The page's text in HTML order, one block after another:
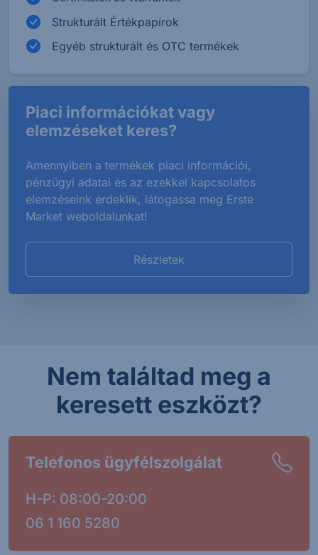
Strukturált Értékpapírok
Egyéb strukturált és OTC termékek
Piaci információkat vagy
elemzéseket keres?
Amennyiben a termékek piaci információi,
pénzügyi adatai és az ezekkel kapcsolatos
elemzéseink érdeklik, látogassa meg Erste
Market weboldalunkat!
Részletek
Nem találtad meg a
keresett eszközt?
Telefonos ügyfélszolgálat
H-P: 08:00-20:00
06 1 160 5280